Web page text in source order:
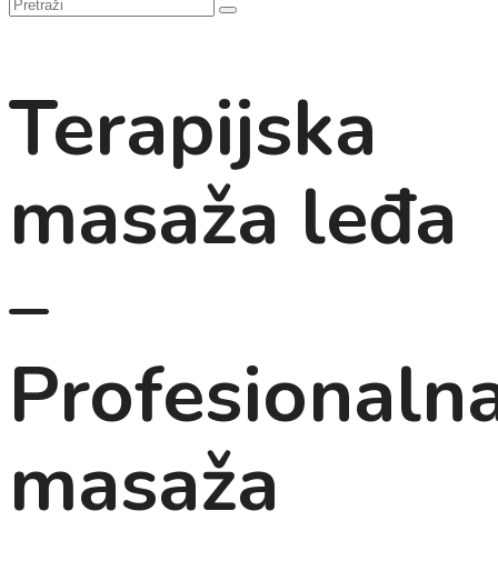
Terapijska
masaža leđa
–
masaža